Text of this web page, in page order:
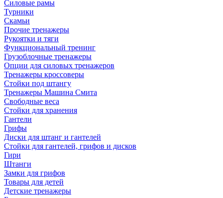
Силовые рамы
Турники
Скамьи
Прочие тренажеры
Рукоятки и тяги
Функциональный тренинг
Грузоблочные тренажеры
Опции для силовых тренажеров
Тренажеры кроссоверы
Стойки под штангу
Тренажеры Машина Смита
Свободные веса
Стойки для хранения
Гантели
Грифы
Диски для штанг и гантелей
Стойки для гантелей, грифов и дисков
Гири
Штанги
Замки для грифов
Товары для детей
Детские тренажеры